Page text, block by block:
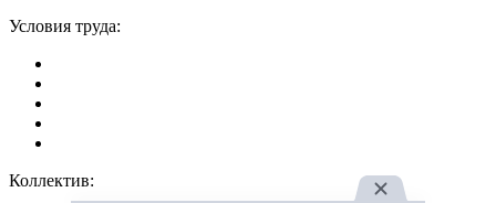
Условия труда:
Коллектив: